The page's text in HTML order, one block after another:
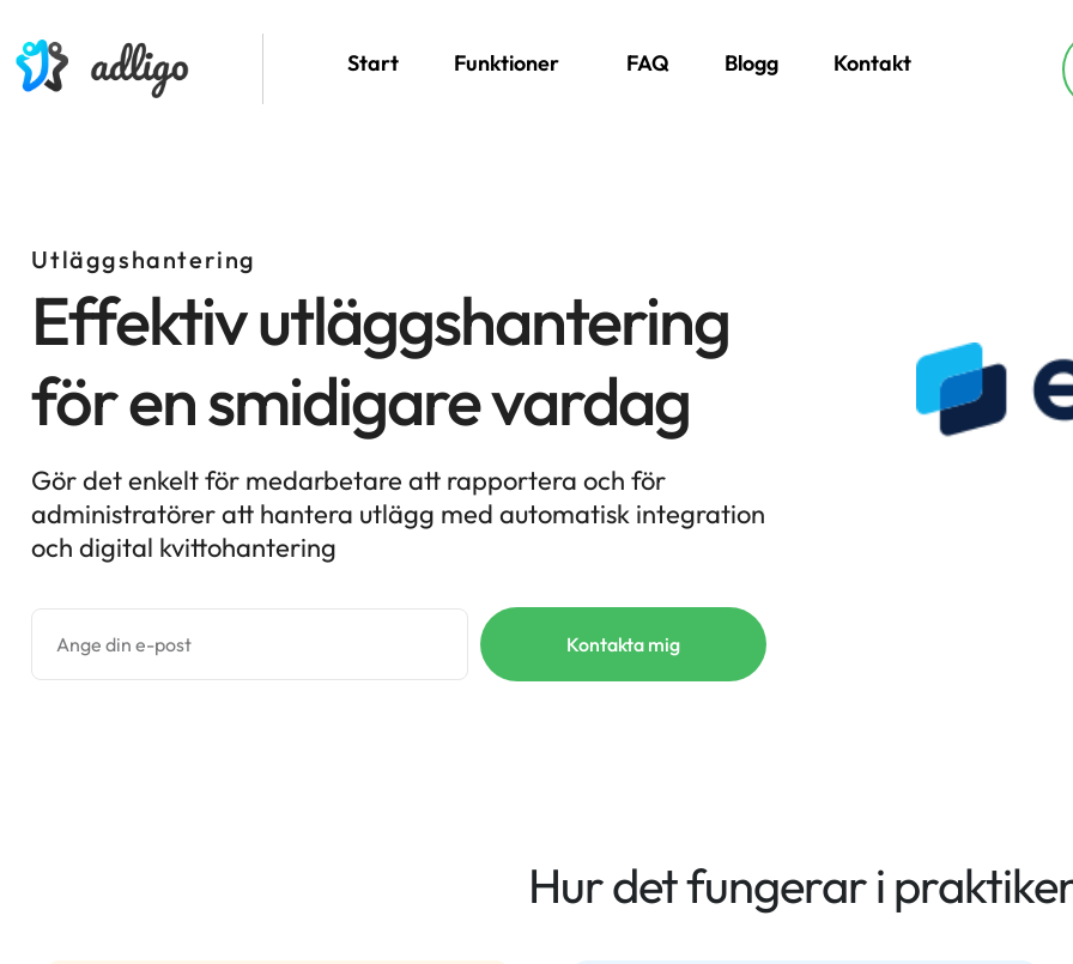
Start Funktioner FAQ Blogg Kontakt
Utläggshantering
Effektiv utläggshantering
för en smidigare vardag
Gör det enkelt för medarbetare att rapportera och för
administratörer att hantera utlägg med automatisk integration
och digital kvittohantering
Kontakta mig
Hur det fungerar i